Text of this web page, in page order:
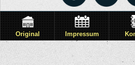
Original Impressum